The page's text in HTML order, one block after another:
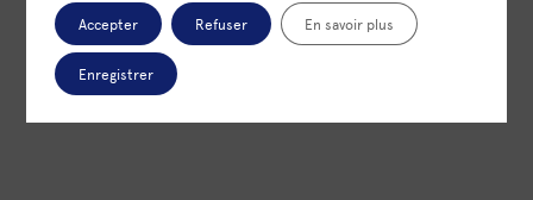
leçons de l’histoire pour éclairer vos décisions.
En redonnant vie aux grandes stratégies du
passé, nous vous aidons à mieux comprendre,
illustrer et appliquer ces enseignements au sein
Accepter Refuser En savoir plus
Enregistrer